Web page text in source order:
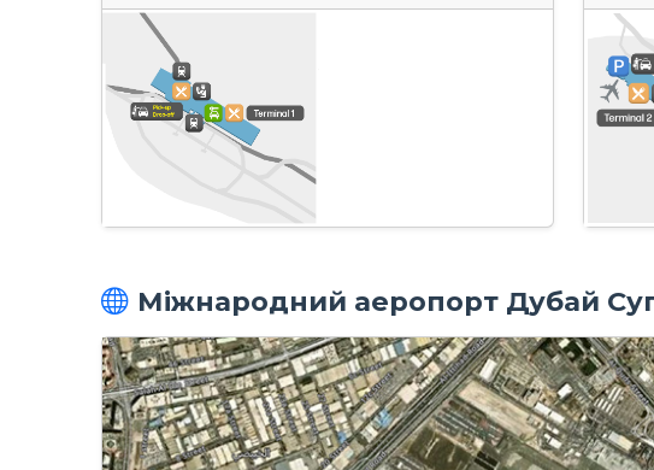
Міжнародний аеропорт Дубай